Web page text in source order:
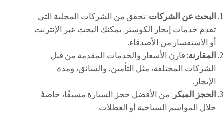
البحث عن الشركات: تحقق من الشركات المحلية التي
تقدم خدمات إيجار الكوستر. يمكنك البحث عبر الإنترنت
أو الاستفسار من الأصدقاء.
المقارنة: قارن الأسعار والخدمات المقدمة من قبل
الشركات المختلفة، مثل التأمين، والسائق، ومدة
الإيجار.
الحجز المبكر : من الأفضل حجز السيارة مسبقًا، خاصةً
خلال المواسم السياحية أو العطلات.